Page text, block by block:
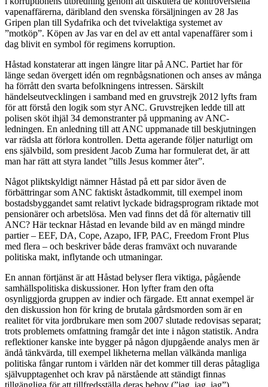
vapenaffärerna, däribland den svenska försäljningen av 28 Jas
Gripen plan till Sydafrika och det tvivelaktiga systemet av
”motköp”. Köpen av Jas var en del av ett antal vapenaffärer som i
dag blivit en symbol för regimens korruption.
Håstad konstaterar att ingen längre litar på ANC. Partiet har för
länge sedan övergett idén om regnbågsnationen och anses av många
ha förrått den svarta befolkningens intressen. Särskilt
händelseutvecklingen i samband med en gruvstrejk 2012 lyfts fram
för att förstå den logik som styr ANC. Gruvstrejken ledde till att
polisen sköt ihjäl 34 demonstranter på uppmaning av ANC-
ledningen. En anledning till att ANC uppmanade till beskjutningen
var rädsla att förlora kontrollen. Detta agerande följer naturligt om
ens självbild, som president Jacob Zuma har formulerat det, är att
man har rätt att styra landet ”tills Jesus kommer åter”.
Något pliktskyldigt nämner Håstad på ett par sidor även de
förbättringar som ANC faktiskt åstadkommit, till exempel inom
bostadsbyggandet samt relativt lyckade bidragsprogram riktade mot
pensionärer och arbetslösa. Men vad finns det då för alternativ till
ANC? Här tecknar Håstad en levande bild av en mängd mindre
partier – EEF, DA, Cope, Azapo, IFP, PAC, Freedom Front Plus
med flera – och beskriver både deras framväxt och nuvarande
politiska makt, inflytande och utmaningar.
En annan förtjänstär att Håstad belyser flera viktiga, pågående
samhällspolitiska diskussioner. Hon lyfter fram den ofta
osynliggjorda gruppen av indier och färgade. Ett annat exempel är
den diskussion hon för kring de brutala gårdsmorden som är en
realitet för vita jordbrukare men som 2007 slutade redovisas separat;
trots problemets omfattning framgår det inte i någon statistik. Andra
reflektioner kanske inte bygger på någon djupgående analys men är
ändå tänkvärda, till exempel likheterna mellan välkända manliga
politiska fångar runtom i världen när det kommer till deras påtagliga
självupptagenhet och krav på närstående att ständigt finnas